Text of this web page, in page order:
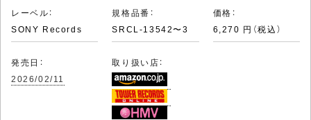
レーベル：
SONY Records
規格品番：
SRCL-13542〜3
価格：
6,270 円（税込）
発売日：
2026/02/11
取り扱い店：